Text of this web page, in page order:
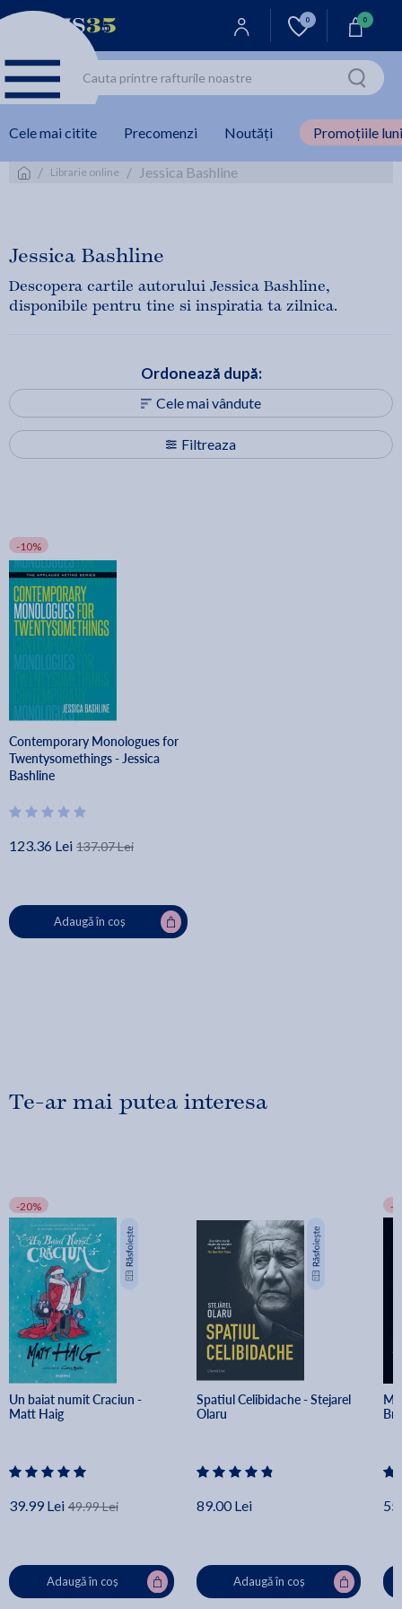
0 0
Cele mai citite Precomenzi Noutăți Promoțiile
/ Librarie online / Jessica Bashline
Jessica Bashline
Descopera cartile autorului Jessica Bashline,
disponibile pentru tine si inspiratia ta zilnica.
Filtreaza
Ordonează după:
Cele mai vândute
-10%
Contemporary Monologues for
Twentysomethings - Jessica
Bashline
123.36 Lei 137.07 Lei
Adaugă în coș
Te-ar mai putea interesa
-20%
Un baiat numit Craciun -
Matt Haig
39.99 Lei 49.99 Lei
Adaugă în coș
Spatiul Celibidache - Stejarel
Olaru
89.00 Lei
Adaugă în coș
-